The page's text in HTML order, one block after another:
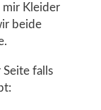
Kleider
beide
Seite falls